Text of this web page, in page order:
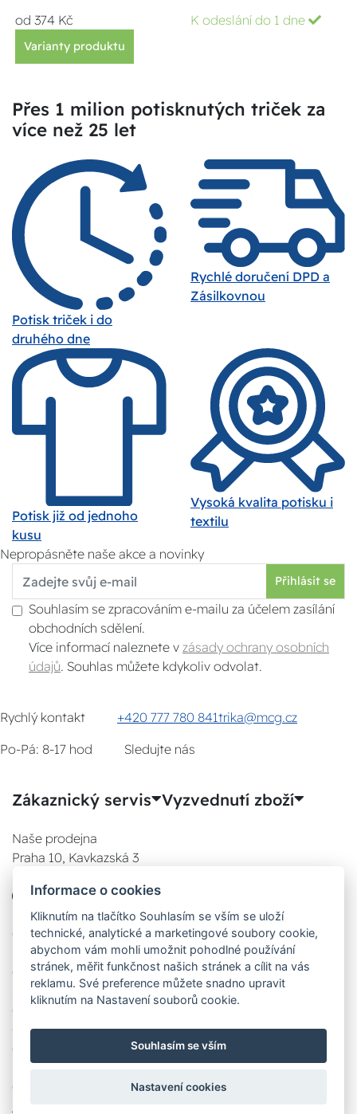
od 374 Kč K odeslání do 1 dne
Varianty produktu
Přes 1 milion potisknutých triček za
více než 25 let
Potisk triček i do
druhého dne
Rychlé doručení DPD a
Zásilkovnou
Potisk již od jednoho
kusu
Vysoká kvalita potisku i
textilu
Nepropásněte naše akce a novinky
Přihlásit se
Souhlasím se zpracováním e-mailu za účelem zasílání
obchodních sdělení.
Více informací naleznete v zásady ochrany osobních
údajů . Souhlas můžete kdykoliv odvolat.
Rychlý kontakt +420 777 780 841trika@mcg.cz
Po-Pá: 8-17 hod
Sledujte nás
Zákaznický servis Vyzvednutí zboží
Naše prodejna
Praha 10, Kavkazská 3
777 780 841
08:00 - 17:00
08:00 - 17:00
08:00 - 17:00
Čt:
08:00 - 17:00
08:00 - 17:00
Informace o cookies
Kliknutím na tlačítko Souhlasím se vším se uloží
technické, analytické a marketingové soubory cookie,
abychom vám mohli umožnit pohodlné používání
stránek, měřit funkčnost našich stránek a cílit na vás
reklamu. Své preference můžete snadno upravit
kliknutím na Nastavení souborů cookie.
Souhlasím se vším
Nastavení cookies